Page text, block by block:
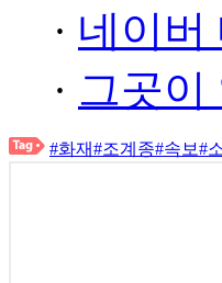
· 네이
· 그곳
#화재#조계종#속보#